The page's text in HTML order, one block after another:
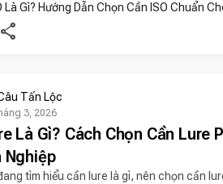
share
Tấn Lộc
3, 2026
Là Gì? Cách Chọn Cần Lure
Nghiệp
tìm hiểu cần lure là gì, nên chọn cần